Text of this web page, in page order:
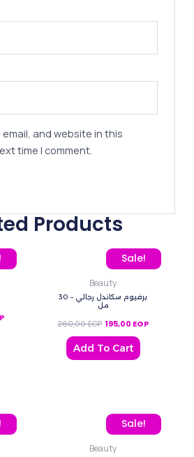
email, and website in this
time I comment.
Products
was: 375,00 EGP.
Current price is: 260,00 EGP. Sale!
Beauty
برفيوم سكاندل رجالي – 30
مل
260,00EGP
Original price was:
195,00 EGP
Current
Add To Cart
was: 260,00 EGP.
Current price is: 195,00 EGP. Sale!
Beauty
Original price was:
Current